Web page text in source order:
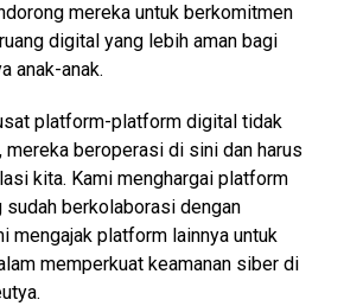
mereka untuk berkomitmen
digital yang lebih aman bagi
anak-anak.
platform-platform digital tidak
mereka beroperasi di sini dan harus
kita. Kami menghargai platform
berkolaborasi dengan
mengajak platform lainnya untuk
memperkuat keamanan siber di